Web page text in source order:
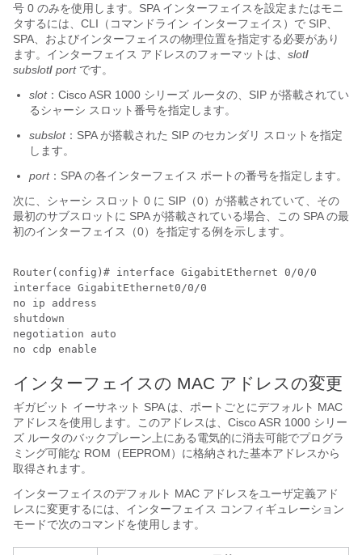
号 0 のみを使用します。SPA インターフェイスを設定またはモニ
タするには、CLI（コマンドライン インターフェイス）で SIP、
SPA、およびインターフェイスの物理位置を指定する必要があり
ます。インターフェイス アドレスのフォーマットは、 slot/
subslot/ port です。
slot：Cisco ASR 1000 シリーズ ルータの、SIP が搭載されてい
るシャーシ スロット番号を指定します。
subslot：SPA が搭載された SIP のセカンダリ スロットを指定
します。
port：SPA の各インターフェイス ポートの番号を指定します。
次に、シャーシ スロット 0 に SIP（0）が搭載されていて、その
最初のサブスロットに SPA が搭載されている場合、この SPA の最
初のインターフェイス（0）を指定する例を示します。
Router(config)# interface GigabitEthernet 0/0/0
interface GigabitEthernet0/0/0
no ip address
shutdown
negotiation auto
no cdp enable
インターフェイスの MAC アドレスの変更
ギガビット イーサネット SPA は、ポートごとにデフォルト MAC
アドレスを使用します。このアドレスは、Cisco ASR 1000 シリー
ズ ルータのバックプレーン上にある電気的に消去可能でプログラ
ミング可能な ROM（EEPROM）に格納された基本アドレスから
取得されます。
インターフェイスのデフォルト MAC アドレスをユーザ定義アド
レスに変更するには、インターフェイス コンフィギュレーション
モードで次のコマンドを使用します。